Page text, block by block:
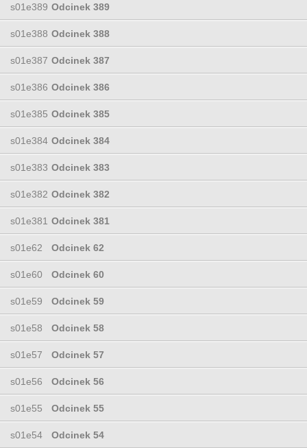
s01e389 Odcinek 389
s01e388 Odcinek 388
s01e387 Odcinek 387
s01e386 Odcinek 386
s01e385 Odcinek 385
s01e384 Odcinek 384
s01e383 Odcinek 383
s01e382 Odcinek 382
s01e381 Odcinek 381
s01e62 Odcinek 62
s01e60 Odcinek 60
s01e59 Odcinek 59
s01e58 Odcinek 58
s01e57 Odcinek 57
s01e56 Odcinek 56
s01e55 Odcinek 55
s01e54 Odcinek 54